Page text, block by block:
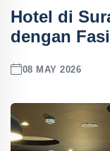
Hotel di
dengan
08 MAY 2026